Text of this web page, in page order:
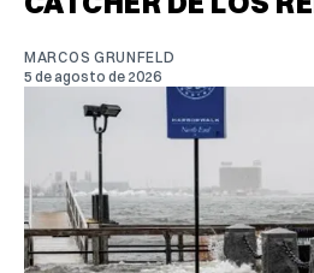
MARCOS GRUNFELD
5 de agosto de 2026